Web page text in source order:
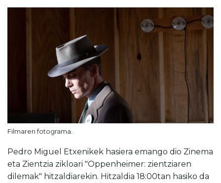
Filmaren fotograma.
Pedro Miguel Etxenikek hasiera emango dio Zinema
eta Zientzia zikloari "Oppenheimer: zientziaren
dilemak" hitzaldiarekin. Hitzaldia 18:00tan hasiko da